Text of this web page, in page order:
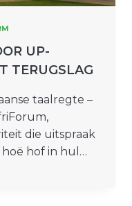
UP-
TERUGSLAG
taalregte –
die uitspraak
hof in hul…